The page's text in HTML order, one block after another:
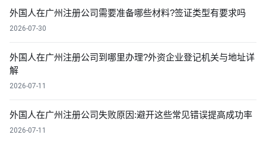
外国人在广州注册公司需要准备哪些材料?签证类型有要求吗
2026-07-30
外国人在广州注册公司到哪里办理?外资企业登记机关与地址详
解
2026-07-11
外国人在广州注册公司失败原因:避开这些常见错误提高成功率
2026-07-11